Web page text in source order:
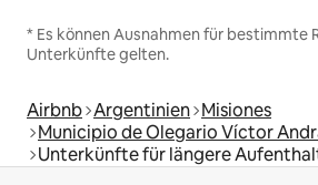
* Es können Ausnahmen für bestimmte
Unterkünfte gelten.
Airbnb Argentinien Misiones
Municipio de Olegario Víctor
Unterkünfte für längere